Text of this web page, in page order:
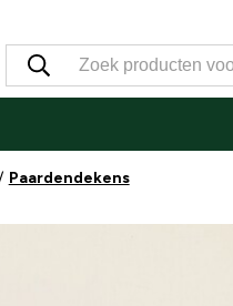
Paardendekens